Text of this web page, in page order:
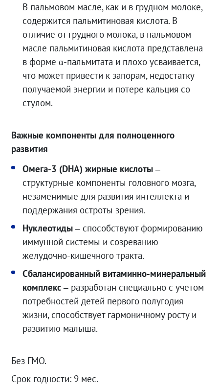
В пальмовом масле, как и в грудном молоке,
содержится пальмитиновая кислота. В
отличие от грудного молока, в пальмовом
масле пальмитиновая кислота представлена
в форме α-пальмитата и плохо усваивается,
что может привести к запорам, недостатку
получаемой энергии и потере кальция со
стулом.
Важные компоненты для полноценного
развития
Омега-3 (DHA) жирные кислоты–
структурные компоненты головного мозга,
незаменимые для развития интеллекта и
поддержания остроты зрения.
Нуклеотиды– способствуют формированию
иммунной системы и созреванию
желудочно-кишечного тракта.
Сбалансированный витаминно-минеральный
комплекс– разработан специально с учетом
потребностей детей первого полугодия
жизни, способствует гармоничному росту и
развитию малыша.
Без ГМО.
Срок годности: 9 мес.